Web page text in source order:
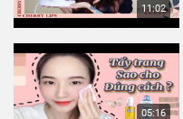
11:02
05:16